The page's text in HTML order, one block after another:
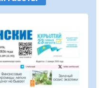
в эксплуатацию
станция
акция
79